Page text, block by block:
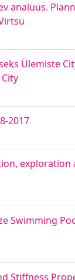
analüüs.
Ülemiste
2017
exploration
Swimming
Stiffness